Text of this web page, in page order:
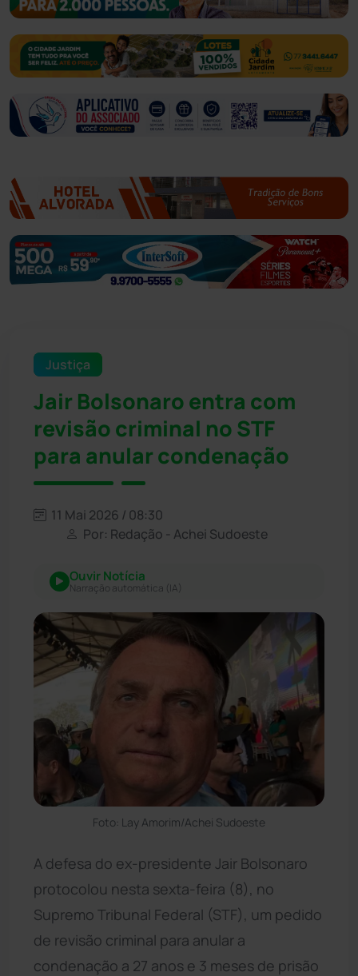
Justiça
Jair Bolsonaro entra com
revisão criminal no STF
para anular condenação
11 Mai 2026 / 08:30
Por: Redação - Achei Sudoeste
Ouvir Notícia
Narração automática (IA)
Foto: Lay Amorim/Achei Sudoeste
A defesa do ex-presidente Jair Bolsonaro
protocolou nesta sexta-feira (8), no
Supremo Tribunal Federal (STF), um pedido
de revisão criminal para anular a
condenação a 27 anos e 3 meses de prisão